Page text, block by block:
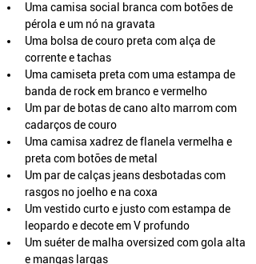
Uma camisa social branca com botões de
pérola e um nó na gravata
Uma bolsa de couro preta com alça de
corrente e tachas
Uma camiseta preta com uma estampa de
banda de rock em branco e vermelho
Um par de botas de cano alto marrom com
cadarços de couro
Uma camisa xadrez de flanela vermelha e
preta com botões de metal
Um par de calças jeans desbotadas com
rasgos no joelho e na coxa
Um vestido curto e justo com estampa de
leopardo e decote em V profundo
Um suéter de malha oversized com gola alta
e mangas largas